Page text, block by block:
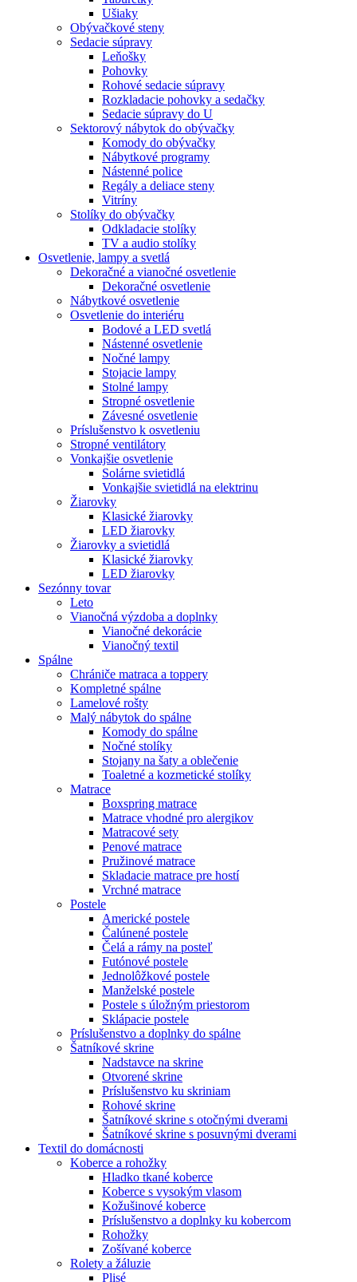
Ušiaky
Obývačkové steny
Sedacie súpravy
Leňošky
Pohovky
Rohové sedacie súpravy
Rozkladacie pohovky a sedačky
Sedacie súpravy do U
Sektorový nábytok do obývačky
Komody do obývačky
Nábytkové programy
Nástenné police
Regály a deliace steny
Vitríny
Stolíky do obývačky
Odkladacie stolíky
TV a audio stolíky
Osvetlenie, lampy a svetlá
Dekoračné a vianočné osvetlenie
Dekoračné osvetlenie
Nábytkové osvetlenie
Osvetlenie do interiéru
Bodové a LED svetlá
Nástenné osvetlenie
Nočné lampy
Stojacie lampy
Stolné lampy
Stropné osvetlenie
Závesné osvetlenie
Príslušenstvo k osvetleniu
Stropné ventilátory
Vonkajšie osvetlenie
Solárne svietidlá
Vonkajšie svietidlá na elektrinu
Žiarovky
Klasické žiarovky
LED žiarovky
Žiarovky a svietidlá
Klasické žiarovky
LED žiarovky
Sezónny tovar
Leto
Vianočná výzdoba a doplnky
Vianočné dekorácie
Vianočný textil
Spálne
Chrániče matraca a toppery
Kompletné spálne
Lamelové rošty
Malý nábytok do spálne
Komody do spálne
Nočné stolíky
Stojany na šaty a oblečenie
Toaletné a kozmetické stolíky
Matrace
Boxspring matrace
Matrace vhodné pro alergikov
Matracové sety
Penové matrace
Pružinové matrace
Skladacie matrace pre hostí
Vrchné matrace
Postele
Americké postele
Čalúnené postele
Čelá a rámy na posteľ
Futónové postele
Jednolôžkové postele
Manželské postele
Postele s úložným priestorom
Sklápacie postele
Príslušenstvo a doplnky do spálne
Šatníkové skrine
Nadstavce na skrine
Otvorené skrine
Príslušenstvo ku skriniam
Rohové skrine
Šatníkové skrine s otočnými dverami
Šatníkové skrine s posuvnými dverami
Textil do domácnosti
Koberce a rohožky
Hladko tkané koberce
Koberce s vysokým vlasom
Kožušinové koberce
Príslušenstvo a doplnky ku kobercom
Rohožky
Zošívané koberce
Rolety a žáluzie
Plisé